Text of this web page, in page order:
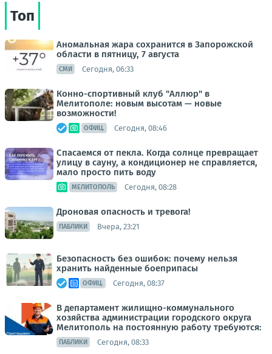
Топ
Аномальная жара сохранится в Запорожской
области в пятницу, 7 августа
СМИ Сегодня, 06:33
Конно-спортивный клуб "Аллюр" в
Мелитополе: новым высотам — новые
возможности!
ОФИЦ. Сегодня, 08:46
Спасаемся от пекла. Когда солнце превращает
улицу в сауну, а кондиционер не справляется,
мало просто пить воду
МЕЛИТОПОЛЬ Сегодня, 08:28
Дроновая опасность и тревога!
ПАБЛИКИ Вчера, 23:21
Безопасность без ошибок: почему нельзя
хранить найденные боеприпасы
ОФИЦ. Сегодня, 08:37
В департамент жилищно-коммунального
хозяйства администрации городского округа
Мелитополь на постоянную работу требуются:
ПАБЛИКИ Сегодня, 08:33